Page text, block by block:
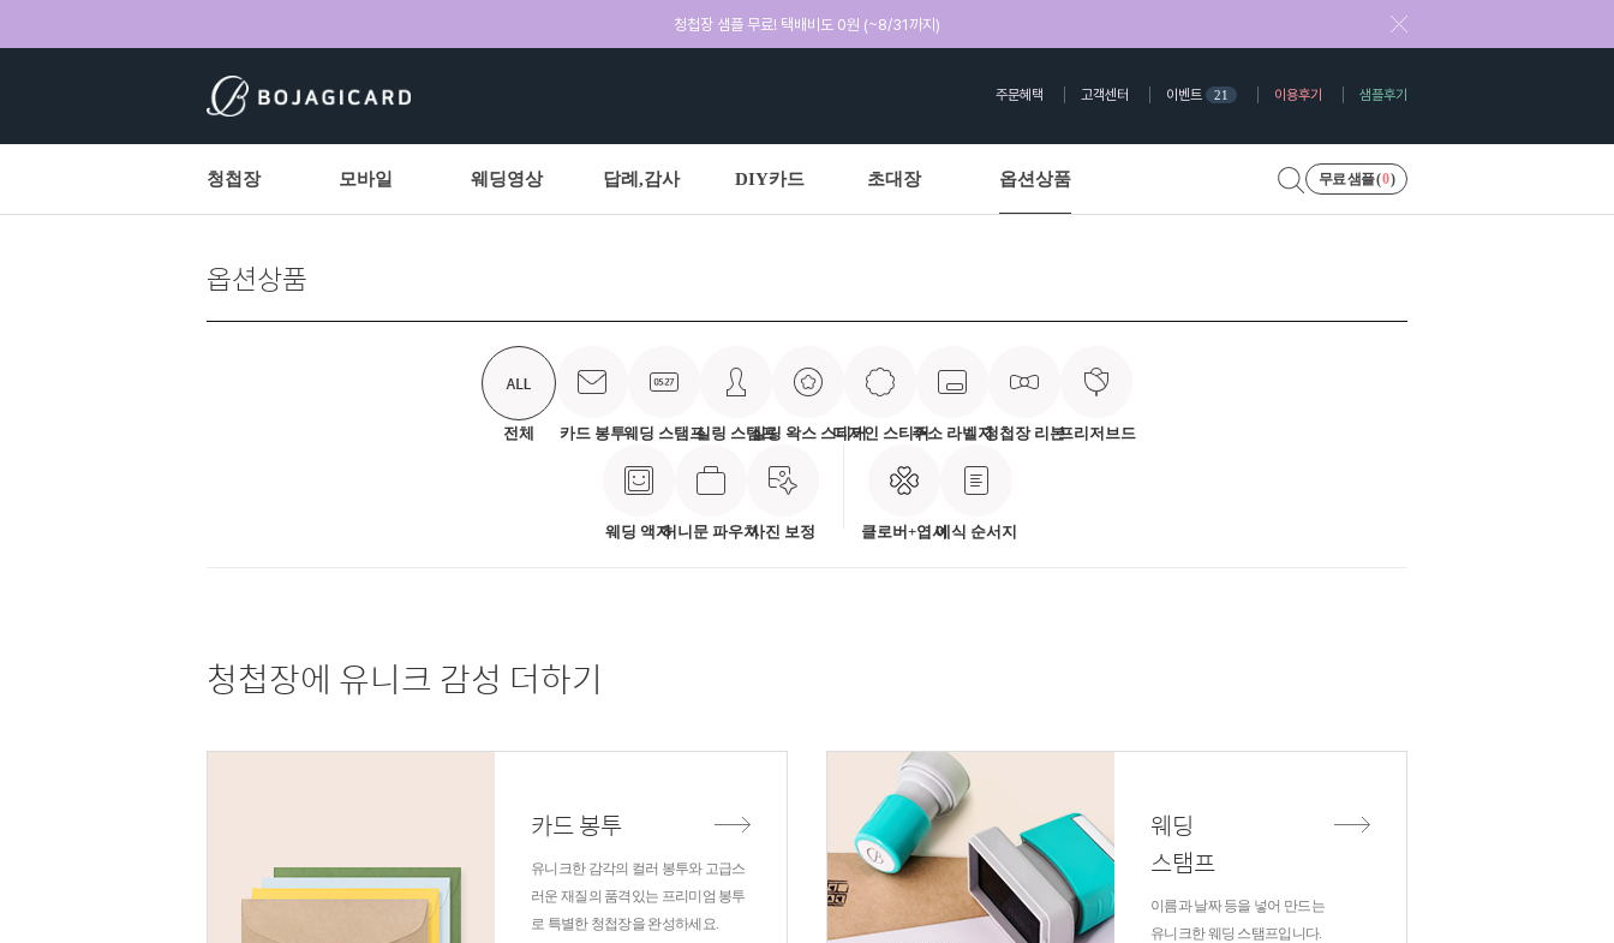
청첩장 샘플 무료! 택배비도 0원 (~8/31까지)
주문혜택 고객센터 이벤트 21 이용후기 샘플후기
청첩장 모바일 웨딩영상 답례,감사 DIY카드 초대장 옵션상품 무료 샘플 (0)
옵션상품
전체 카드 봉투웨딩 스탬프실링 스탬프실링 왁스 스티커디자인 스티커주소 라벨지청첩장 리본프리저브드
웨딩 액자허니문 파우치사진 보정 클로버+엽서예식 순서지
청첩장에 유니크 감성 더하기
카드 봉투
유니크한 감각의 컬러 봉투와 고급스
러운 재질의 품격있는 프리미엄 봉투
로 특별한 청첩장을 완성하세요.
웨딩
스탬프
이름과 날짜 등을 넣어 만드는
유니크한 웨딩 스탬프입니다.